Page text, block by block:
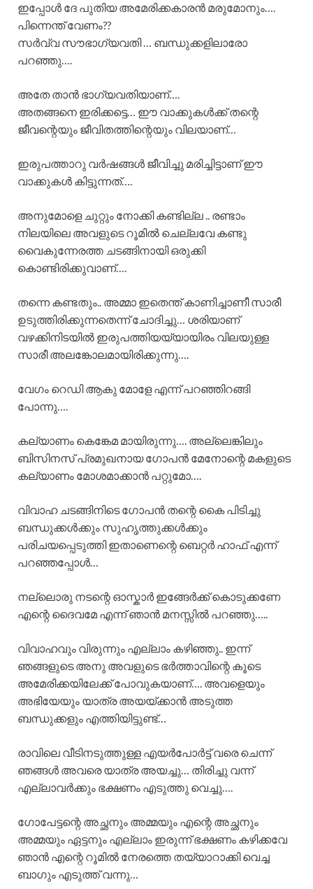
ഇപ്പോൾ ദേ പുതിയ അമേരിക്കകാരൻ മരുമോനും….
പിന്നെന്ത് വേണം??
സർവ്വ സൗഭാഗ്യവതി … ബന്ധുക്കളിലാരോ
പറഞ്ഞു….
അതേ താൻ ഭാഗ്യവതിയാണ്….
അതങ്ങനെ ഇരിക്കട്ടെ… ഈ വാക്കുകൾക്ക് തന്റെ
ജീവന്റെയും ജീവിതത്തിന്റെയും വിലയാണ്…
ഇരുപത്താറു വർഷങ്ങൾ ജീവിച്ചു മരിച്ചിട്ടാണ് ഈ
വാക്കുകൾ കിട്ടുന്നത്….
അനുമോളെ ചുറ്റും നോക്കി കണ്ടില്ല .. രണ്ടാം
നിലയിലെ അവളുടെ റൂമിൽ ചെല്ലവേ കണ്ടു
വൈകുന്നേരത്ത ചടങ്ങിനായി ഒരുക്കി
കൊണ്ടിരിക്കുവാണ്….
തന്നെ കണ്ടതും.. അമ്മാ ഇതെന്ത് കാണിച്ചാണീ സാരീ
ഉടുത്തിരിക്കുന്നതെന്ന് ചോദിച്ചു… ശരിയാണ്
വഴക്കിനിടയിൽ ഇരുപത്തിയയ്യായിരം വിലയുള്ള
സാരീ അലങ്കോലമായിരിക്കുന്നു….
വേഗം റെഡി ആകു മോളേ എന്ന് പറഞ്ഞിറങ്ങി
പോന്നു….
കല്യാണം കെങ്കേമ മായിരുന്നു…. അല്ലെങ്കിലും
ബിസിനസ് പ്രമുഖനായ ഗോപൻ മേനോന്റെ മകളുടെ
കല്യാണം മോശമാക്കാൻ പറ്റുമോ….
വിവാഹ ചടങ്ങിനിടെ ഗോപൻ തന്റെ കൈ പിടിച്ചു
ബന്ധുക്കൾക്കും സുഹൃത്തുക്കൾക്കും
പരിചയപ്പെടുത്തി ഇതാണെന്റെ ബെറ്റർ ഹാഫ് എന്ന്
പറഞ്ഞപ്പോൾ…
നല്ലൊരു നടന്റെ ഓസ്കാർ ഇങ്ങേർക്ക് കൊടുക്കണേ
എന്റെ ദൈവമേ എന്ന് ഞാൻ മനസ്സിൽ പറഞ്ഞു…..
വിവാഹവും വിരുന്നും എല്ലാം കഴിഞ്ഞു.. ഇന്ന്
ഞങ്ങളുടെ അനു അവളുടെ ഭർത്താവിന്റെ കൂടെ
അമേരിക്കയിലേക്ക് പോവുകയാണ്…. അവളെയും
അഭിയേയും യാത്ര അയയ്ക്കാൻ അടുത്ത
ബന്ധുക്കളും എത്തിയിട്ടുണ്ട്…
രാവിലെ വീടിനടുത്തുള്ള എയർപോർട്ട് വരെ ചെന്ന്
ഞങ്ങൾ അവരെ യാത്ര അയച്ചു… തിരിച്ചു വന്ന്
എല്ലാവർക്കും ഭക്ഷണം എടുത്തു വെച്ചു….
ഗോപേട്ടന്റെ അച്ഛനും അമ്മയും എന്റെ അച്ഛനും
അമ്മയും ഏട്ടനും എല്ലാം ഇരുന്ന് ഭക്ഷണം കഴിക്കവേ
ഞാൻ എന്റെ റൂമിൽ നേരത്തെ തയ്യാറാക്കി വെച്ച
ബാഗും എടുത്ത് വന്നു…